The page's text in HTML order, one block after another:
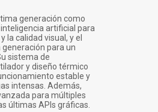
generación como
artificial para
la calidad visual, y el
para un
sistema de
y diseño térmico
estable y
intensas. Además,
para múltiples
últimas APIs gráficas.